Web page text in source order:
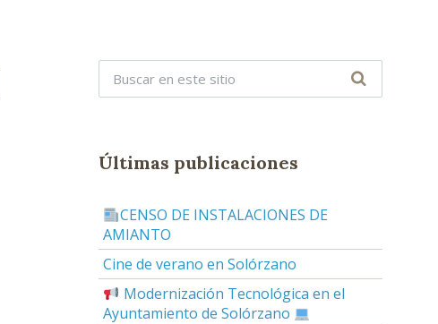
Últimas publicaciones
CENSO DE INSTALACIONES DE
AMIANTO
Cine de verano en Solórzano
Modernización Tecnológica en el
Ayuntamiento de Solórzano